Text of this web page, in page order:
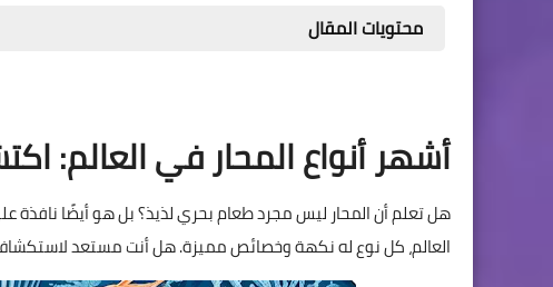
محتويات المقال
أشهر أنواع المحار في العالم:
هل تعلم أن المحار ليس مجرد طعام بحري لذيذ؟ بل هو أيضًا نافذة
العالم، كل نوع له نكهة وخصائص مميزة. هل أنت مستعد